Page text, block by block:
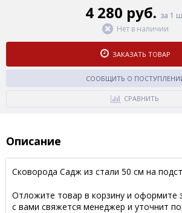
4 280 руб. за 1
Нет в наличии
ЗАКАЗАТЬ ТОВАР
СООБЩИТЬ О
СРАВНИТЬ
Описание
Сковорода Садж из стали 50 см на
Отложите товар в корзину и оформите
с вами свяжется менеджер и уточнит